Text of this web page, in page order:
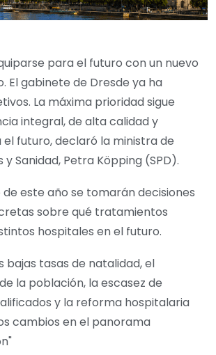
para el futuro con un nuevo
El gabinete de Dresde ya ha
La máxima prioridad sigue
integral, de alta calidad y
futuro, declaró la ministra de
y Sanidad, Petra Köpping (SPD).
este año se tomarán decisiones
sobre qué tratamientos
hospitales en el futuro.
bajas tasas de natalidad, el
la población, la escasez de
y la reforma hospitalaria
cambios en el panorama